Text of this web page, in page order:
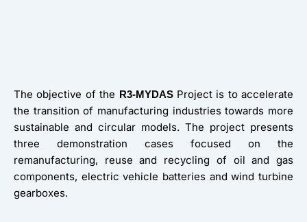
The objective of the R3-MYDASProject is to accelerate
the transition of manufacturing industries towards more
sustainable and circular models. The project presents
three demonstration cases focused on the
remanufacturing, reuse and recycling of oil and gas
components, electric vehicle batteries and wind turbine
gearboxes.